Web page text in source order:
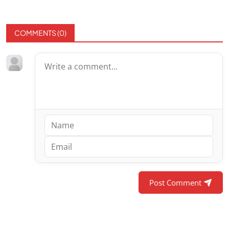
COMMENTS (0)
Post Comment